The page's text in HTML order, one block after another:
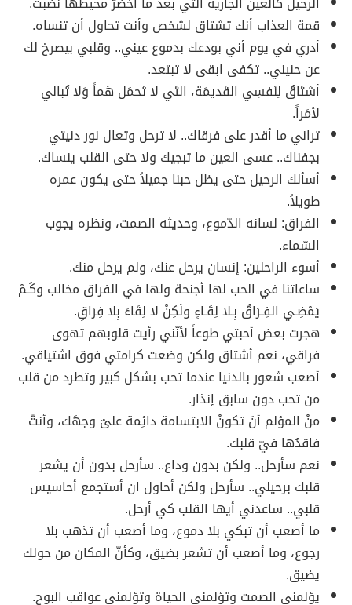
قمة العذاب أنك تشتاق لشخص وأنت تحاول أن تنساه.
أدري في يوم أني بودعك بدموع عيني.. وقلبي بيصرخ لك
عن حنيني.. تكفى ابقى لا تبتعد.
أشتَاقُ لِنَفسِي القَديمَة، التَي لا تَحمَل هَماً وَلا تُبالي
لأمَراً.
تراني ما أقدر على فرقاك.. لا ترحل وتعال نور دنيتي
بجفناك.. عسى العين ما تبجيك ولا حتى القلب ينساك.
أسألك الرحيل حتى يظل حبنا جميلاً حتى يكون عمره
طويلاً.
الفراق: لسانه الدّموع، وحديثه الصمت، ونظره يجوب
السّماء.
أسوء الراحلين: إنسان يرحل عنك، ولم يرحل منك.
ساعاتنا في الحب لها أجنحة ولها في الفراق مخالب وكَـمْ
يَمْضِـي الفِـرَاقُ بِـلا لِقَـاءٍ ولَكِنْ لا لِقَاءَ بِلا فِرَاقِ.
هجرت بعض أحبتي طوعاً لأنّني رأيت قلوبهم تهوى
فراقي، نعم أشتاق ولكن وضعت كرامتي فوق اشتياقي.
أصعب شعور بالدنيا عندما تحب بشكل كبير وتطرد من قلب
من تحب دون سابق إنذار.
منْ المؤلم أنَ تكونْ الابتسامة دائِمة علىٌ وجهَك، وأنتّ
فاقدُها فيّ قلبك.
نعم سأرحل.. ولكن بدون وداع.. سأرحل بدون أن يشعر
قلبك برحيلي.. سأرحل ولكن أحاول ان أستجمع أحاسيس
قلبي.. ساعدني أيها القلب كي أرحل.
ما أصعب أن تبكي بلا دموع، وما أصعب أن تذهب بلا
رجوع، وما أصعب أن تشعر بضيق، وكأنّ المكان من حولك
يضيق.
يؤلمني الصمت وتؤلمني الحياة وتؤلمني عواقب البوح.